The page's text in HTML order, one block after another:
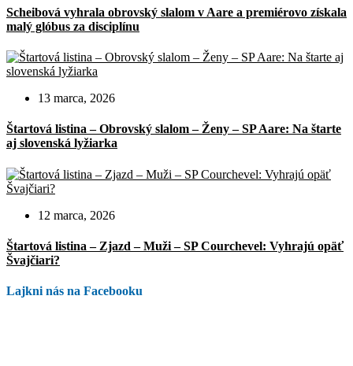
Scheibová vyhrala obrovský slalom v Aare a premiérovo získala
malý glóbus za disciplínu
13 marca, 2026
Štartová listina – Obrovský slalom – Ženy – SP Aare: Na štarte
aj slovenská lyžiarka
12 marca, 2026
Štartová listina – Zjazd – Muži – SP Courchevel: Vyhrajú opäť
Švajčiari?
Lajkni nás na Facebooku